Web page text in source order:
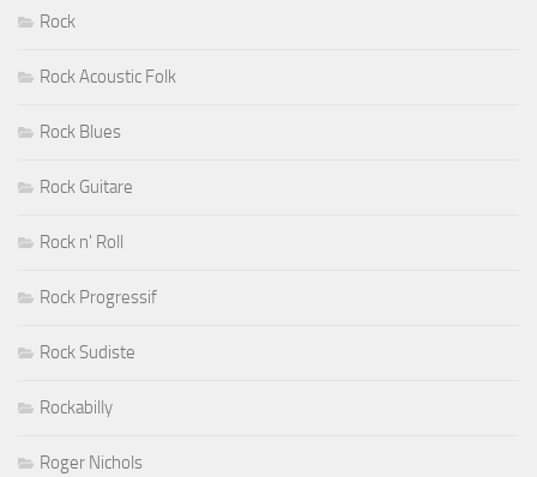
Rock
Rock Acoustic Folk
Rock Blues
Rock Guitare
Rock n' Roll
Rock Progressif
Rock Sudiste
Rockabilly
Roger Nichols